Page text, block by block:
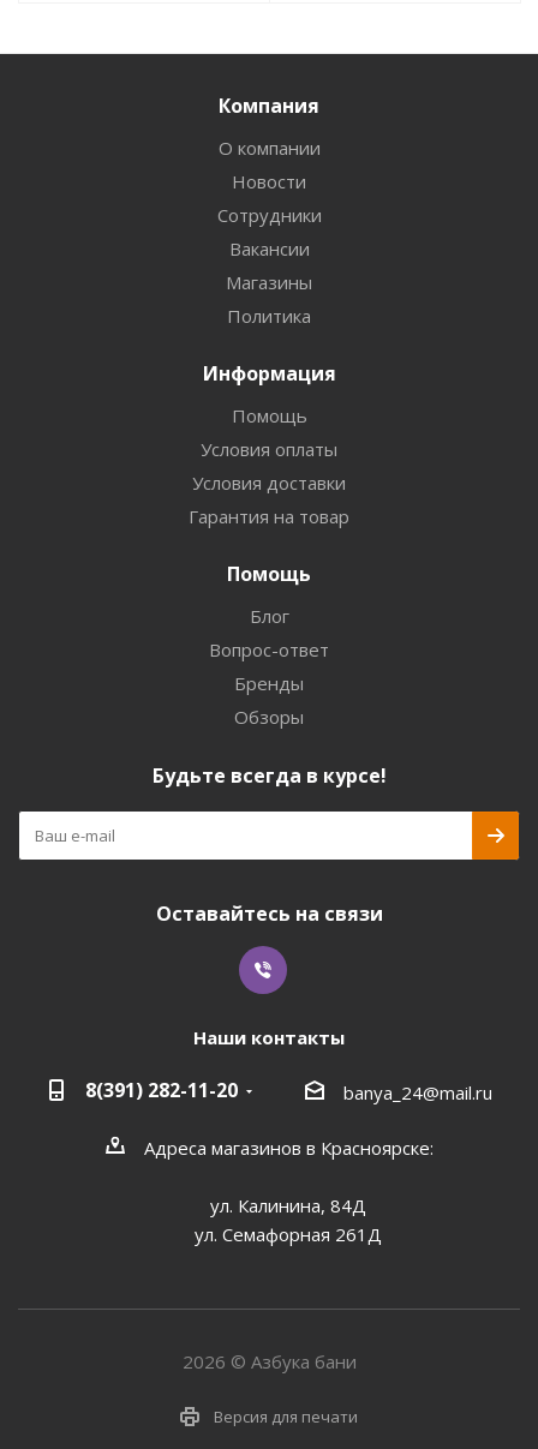
Компания
О компании
Новости
Сотрудники
Вакансии
Магазины
Политика
Информация
Помощь
Условия оплаты
Условия доставки
Гарантия на товар
Помощь
Блог
Вопрос-ответ
Бренды
Обзоры
Будьте всегда в курсе!
Оставайтесь на связи
Наши контакты
8(391) 282-11-20 banya_24@mail.ru
Адреса магазинов в Красноярске:
ул. Калинина, 84Д
ул. Семафорная 261Д
2026 © Азбука бани
Версия для печати